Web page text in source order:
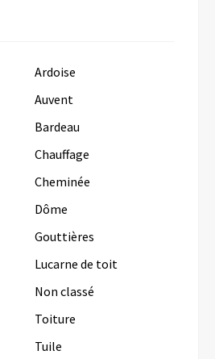
Ardoise
Auvent
Bardeau
Chauffage
Cheminée
Dôme
Gouttières
Lucarne de toit
Non classé
Toiture
Tuile